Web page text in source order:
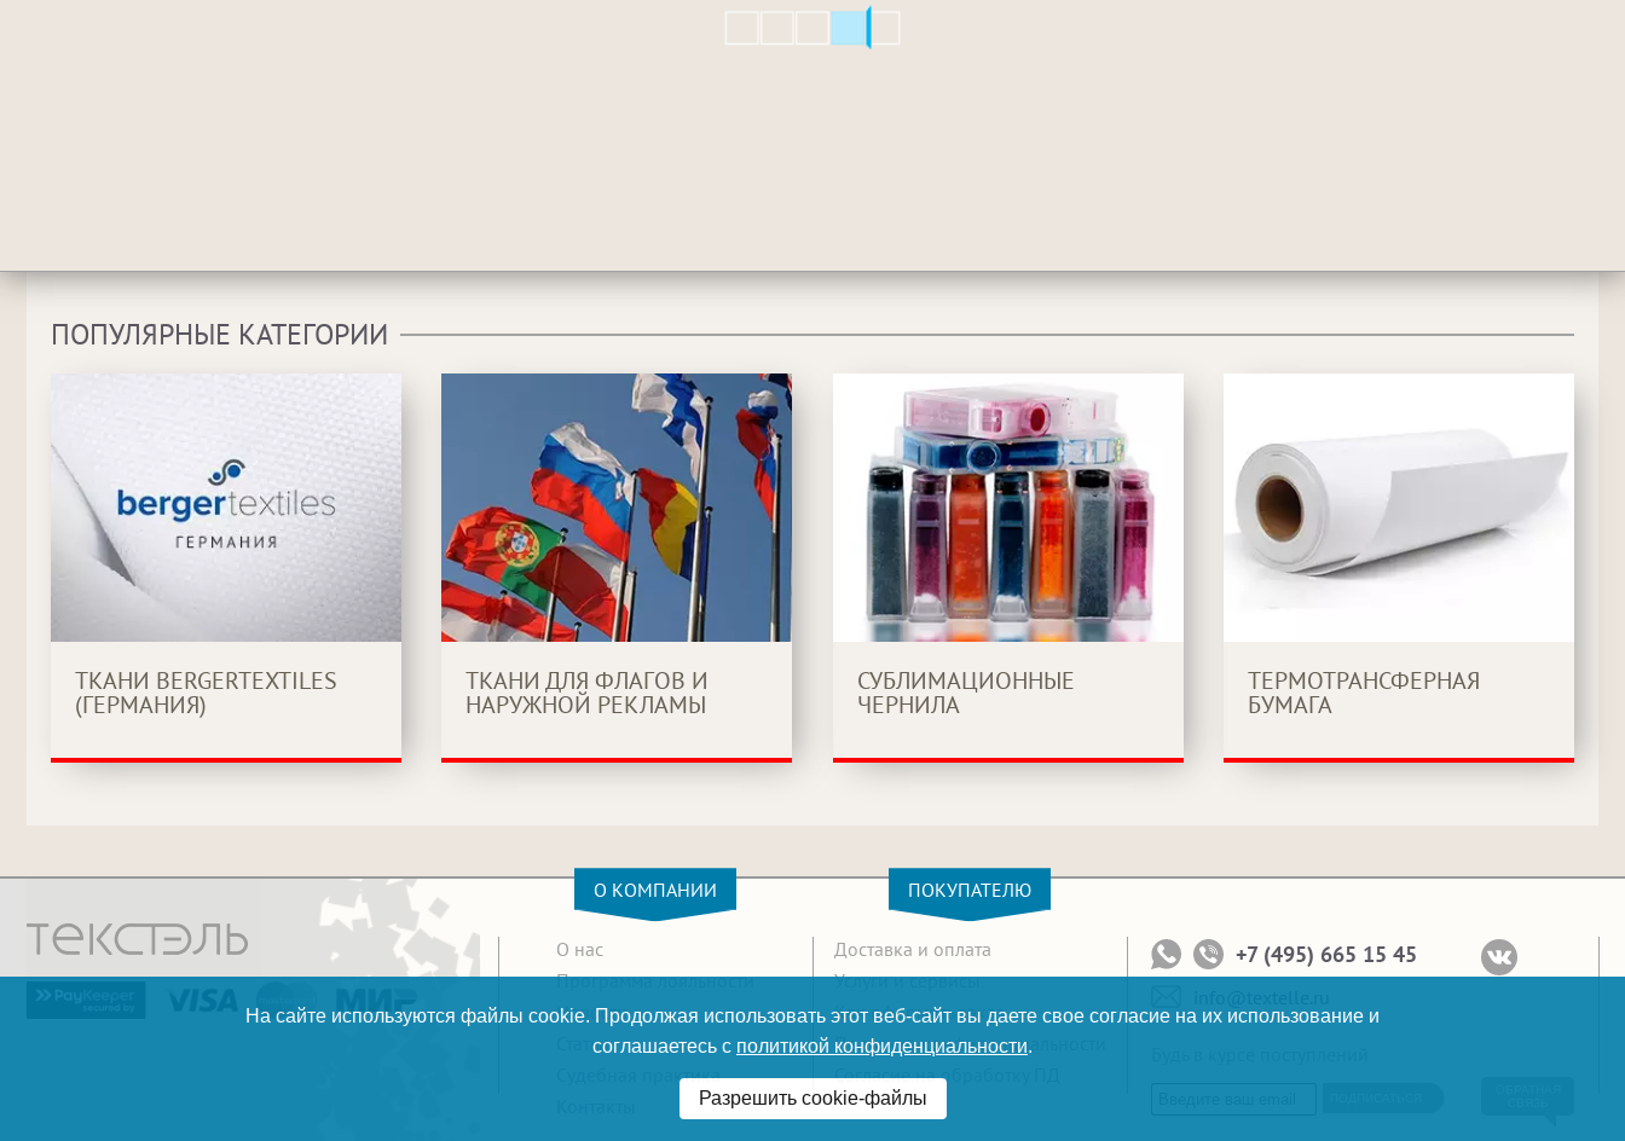
ПОПУЛЯРНЫЕ КАТЕГОРИИ
ТКАНИ BERGERTEXTILES
(ГЕРМАНИЯ)
ТКАНИ ДЛЯ ФЛАГОВ И
НАРУЖНОЙ РЕКЛАМЫ
СУБЛИМАЦИОННЫЕ
ЧЕРНИЛА
ТЕРМОТРАНСФЕРНАЯ
БУМАГА
О КОМПАНИИ
О нас
Программа лояльности
Новости
Статьи
Судебная практика
ПОКУПАТЕЛЮ
Доставка и оплата
Услуги и сервисы
Как оформить заказ
Политика конфиденциальности
Согласие на обработку ПД
+7 (495) 665 15 45
На сайте используются файлы cookie. Продолжая использовать этот веб-сайт вы даете свое согласие на их использование и
соглашаетесь с политикой конфиденциальности.
Разрешить cookie-файлы